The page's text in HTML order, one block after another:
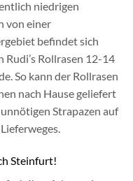
niedrigen
von einer
befindet sich
Rudi’s Rollrasen 12-14
So kann der Rollrasen
nach Hause geliefert
Strapazen auf
Steinfurt!